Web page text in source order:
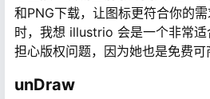
和PNG下载，让图标更符合你的
时，我想 illustrio 会是一个非常
担心版权问题，因为她也是免费可
unDraw